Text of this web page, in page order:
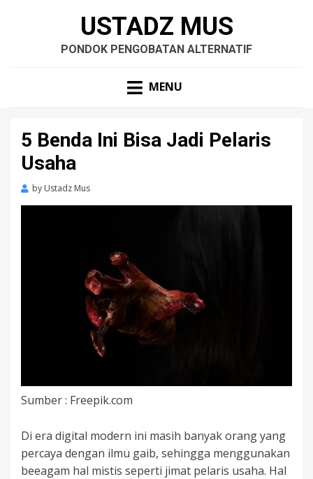
USTADZ MUS
PONDOK PENGOBATAN ALTERNATIF
MENU
5 Benda Ini Bisa Jadi Pelaris
Usaha
by Ustadz Mus
Sumber : Freepik.com
Di era digital modern ini masih banyak orang yang
percaya dengan ilmu gaib, sehingga menggunakan
beeagam hal mistis seperti jimat pelaris usaha. Hal